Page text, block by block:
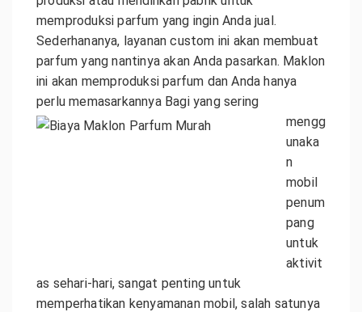
memproduksi parfum yang ingin Anda jual.
Sederhananya, layanan custom ini akan membuat
parfum yang nantinya akan Anda pasarkan. Maklon
ini akan memproduksi parfum dan Anda hanya
perlu memasarkannya Bagi yang sering
mengg
unaka
n
mobil
penum
pang
untuk
aktivit
as sehari-hari, sangat penting untuk
memperhatikan kenyamanan mobil, salah satunya